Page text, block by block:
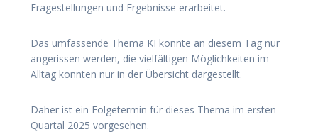
Fragestellungen und Ergebnisse erarbeitet.
Das umfassende Thema KI konnte an diesem Tag nur
angerissen werden, die vielfältigen Möglichkeiten im
Alltag konnten nur in der Übersicht dargestellt.
Daher ist ein Folgetermin für dieses Thema im ersten
Quartal 2025 vorgesehen.